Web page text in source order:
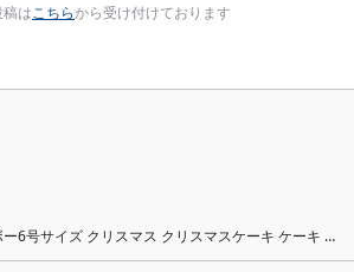
はこちらから受け付けております
6号サイズ クリスマス クリスマスケーキ ケーキ お